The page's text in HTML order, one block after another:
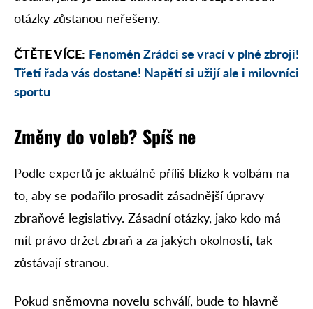
otázky zůstanou neřešeny.
ČTĚTE VÍCE: Fenomén Zrádci se vrací v plné zbroji!
Třetí řada vás dostane! Napětí si užijí ale i milovníci
sportu
Změny do voleb? Spíš ne
Podle expertů je aktuálně příliš blízko k volbám na
to, aby se podařilo prosadit zásadnější úpravy
zbraňové legislativy. Zásadní otázky, jako kdo má
mít právo držet zbraň a za jakých okolností, tak
zůstávají stranou.
Pokud sněmovna novelu schválí, bude to hlavně